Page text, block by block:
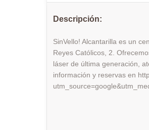
Descripción:
SinVello! Alcantarilla es un
Reyes Católicos, 2.
láser de última generación,
información y reservas en